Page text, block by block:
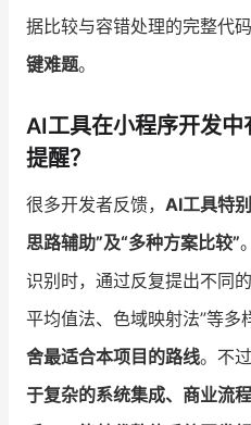
据比较与容错处理的完整代码
键难题。
AI工具在小程序开发
提醒？
很多开发者反馈， AI工具特
思路辅助”及“多种方案比较”
识别时，通过反复提出不同
平均值法、色域映射法”等多
舍最适合本项目的路线。不
于复杂的系统集成、商业流